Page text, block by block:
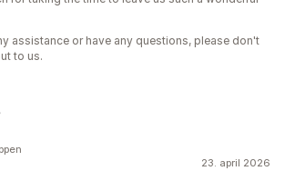
assistance or have any questions, please don't
to us.
23. april 2026